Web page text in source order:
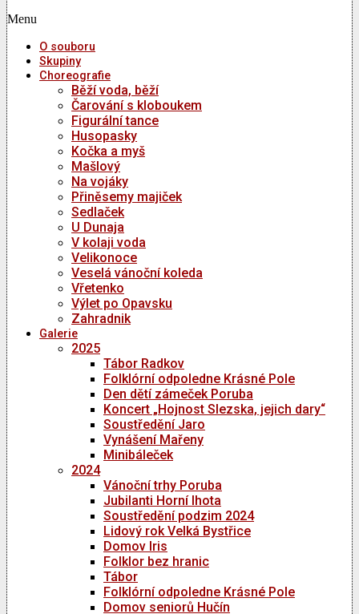
Menu
O souboru
Skupiny
Choreografie
Běží voda, běží
Čarování s kloboukem
Figurální tance
Husopasky
Kočka a myš
Mašlový
Na vojáky
Přiněsemy majiček
Sedlaček
U Dunaja
V kolaji voda
Velikonoce
Veselá vánoční koleda
Vřetenko
Výlet po Opavsku
Zahradnik
Galerie
2025
Tábor Radkov
Folklórní odpoledne Krásné Pole
Den dětí zámeček Poruba
Koncert „Hojnost Slezska, jejich dary“
Soustředění Jaro
Vynášení Mařeny
Minibáleček
2024
Vánoční trhy Poruba
Jubilanti Horní lhota
Soustředění podzim 2024
Lidový rok Velká Bystřice
Domov Iris
Folklor bez hranic
Tábor
Folklórní odpoledne Krásné Pole
Domov seniorů Hučín